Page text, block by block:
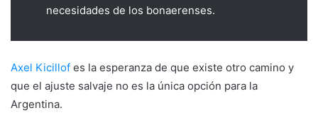
necesidades de los bonaerenses.
Axel Kicillof es la esperanza de que existe otro camino y
que el ajuste salvaje no es la única opción para la
Argentina.